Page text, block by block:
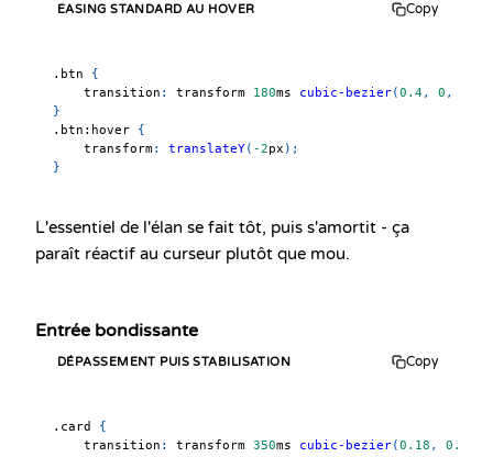
EASING STANDARD AU HOVER Copy
.btn
{
transition : transform 180ms cubic-bezier(0.4, 0 ,
}
.btn :hover {
transform: translateY( -2px ) ;
}
L'essentiel de l'élan se fait tôt, puis s'amortit - ça
paraît réactif au curseur plutôt que mou.
Entrée bondissante
DÉPASSEMENT PUIS STABILISATION Copy
.card
{
transition : transform 350ms cubic-bezier(0.18 , 0.89